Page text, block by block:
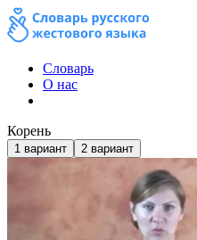
Словарь
О нас
Корень
1 вариант 2 вариант